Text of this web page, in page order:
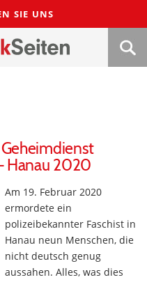
SIE UNS
Hanau 2020
Am 19. Februar 2020
ermordete ein
polizeibekannter Faschist in
Hanau neun Menschen, die
nicht deutsch genug
aussahen. Alles, was dies